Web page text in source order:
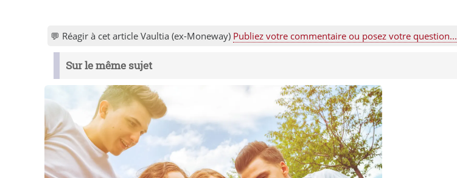
💬 Réagir à cet article Vaultia (ex-Moneway) Publiez votre commentaire ou posez votre question...
Sur le même sujet